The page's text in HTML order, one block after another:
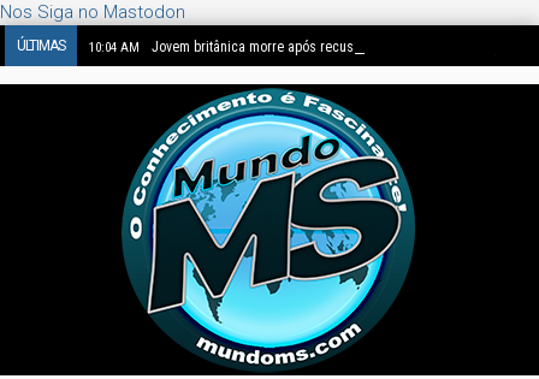
Nos Siga no Mastodon
ÚLTIMAS 10:04 AM Jovem britânica morre após recusar tratamento de câncer, e